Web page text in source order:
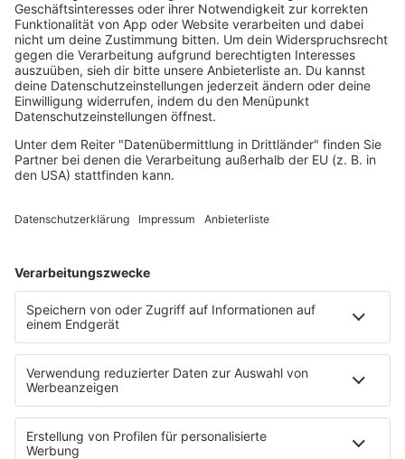
Home
Sendeplan
90s90s-Team
Rob Green Morning
Robs MIX UP
Radios
90s90s DANCE RADIO
Britpop
Clubhits
Dinnerparty
Eurodance
Grunge
Hiphop & Rap
Hiphop deutsch
Ibiza